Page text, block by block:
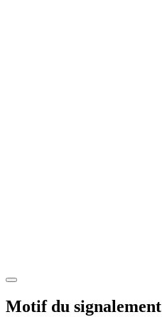
Motif du signalement